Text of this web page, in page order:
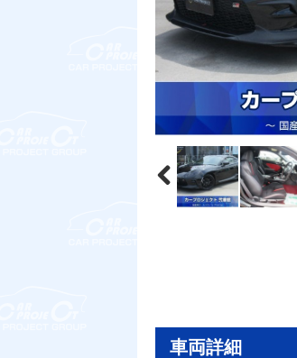
車両詳細